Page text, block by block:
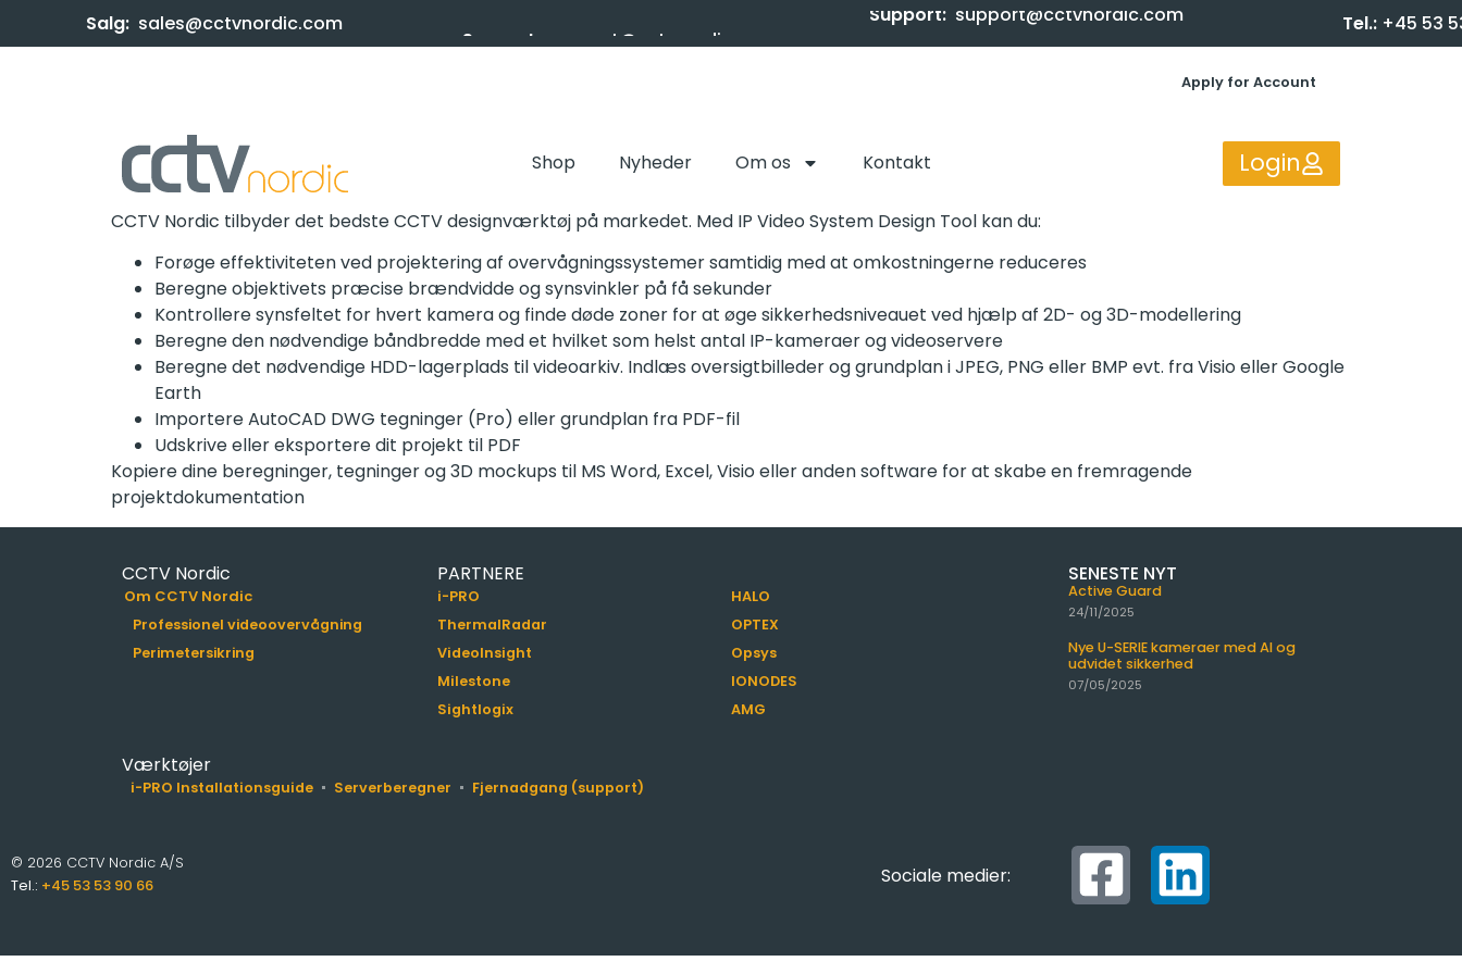
Salg: sales@cctvnordic.com Support: support@cctvnordic.com Tel.: +45 53
Apply for Account
Shop Nyheder Om os Kontakt Login
CCTV Nordic tilbyder det bedste CCTV designværktøj på markedet. Med IP Video System Design Tool kan du:
Forøge effektiviteten ved projektering af overvågningssystemer samtidig med at omkostningerne reduceres
Beregne objektivets præcise brændvidde og synsvinkler på få sekunder
Kontrollere synsfeltet for hvert kamera og finde døde zoner for at øge sikkerhedsniveauet ved hjælp af 2D- og 3D-modellering
Beregne den nødvendige båndbredde med et hvilket som helst antal IP-kameraer og videoservere
Beregne det nødvendige HDD-lagerplads til videoarkiv. Indlæs oversigtbilleder og grundplan i JPEG, PNG eller BMP evt. fra Visio eller Google
Earth
Importere AutoCAD DWG tegninger (Pro) eller grundplan fra PDF-fil
Udskrive eller eksportere dit projekt til PDF
Kopiere dine beregninger, tegninger og 3D mockups til MS Word, Excel, Visio eller anden software for at skabe en fremragende
projektdokumentation
CCTV Nordic
Om CCTV Nordic
Professionel videoovervågning
Perimetersikring
PARTNERE
i-PRO
ThermalRadar
VideoInsight
Milestone
Sightlogix
HALO
OPTEX
Opsys
IONODES
AMG
SENESTE NYT
Active Guard
24/11/2025
Nye U-SERIE kameraer med AI og
udvidet sikkerhed
07/05/2025
Værktøjer
i-PRO Installationsguide Serverberegner Fjernadgang (support)
© 2026 CCTV Nordic A/S
Tel.: +45 53 53 90 66 Sociale medier: